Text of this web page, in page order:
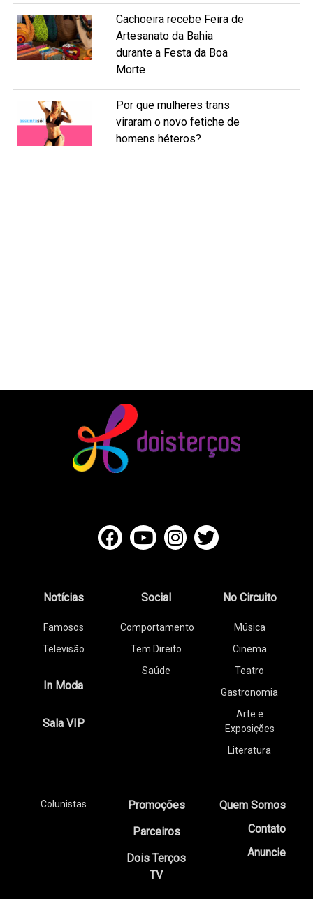
Cachoeira recebe Feira de
Artesanato da Bahia
durante a Festa da Boa
Morte
Por que mulheres trans
viraram o novo fetiche de
homens héteros?
Notícias
Famosos
Televisão
In Moda
Sala VIP
Social
Comportamento
Tem Direito
Saúde
No Circuito
Música
Cinema
Teatro
Gastronomia
Arte e
Exposições
Literatura
Colunistas
Promoções
Parceiros
Dois Terços
TV
Quem Somos
Contato
Anuncie